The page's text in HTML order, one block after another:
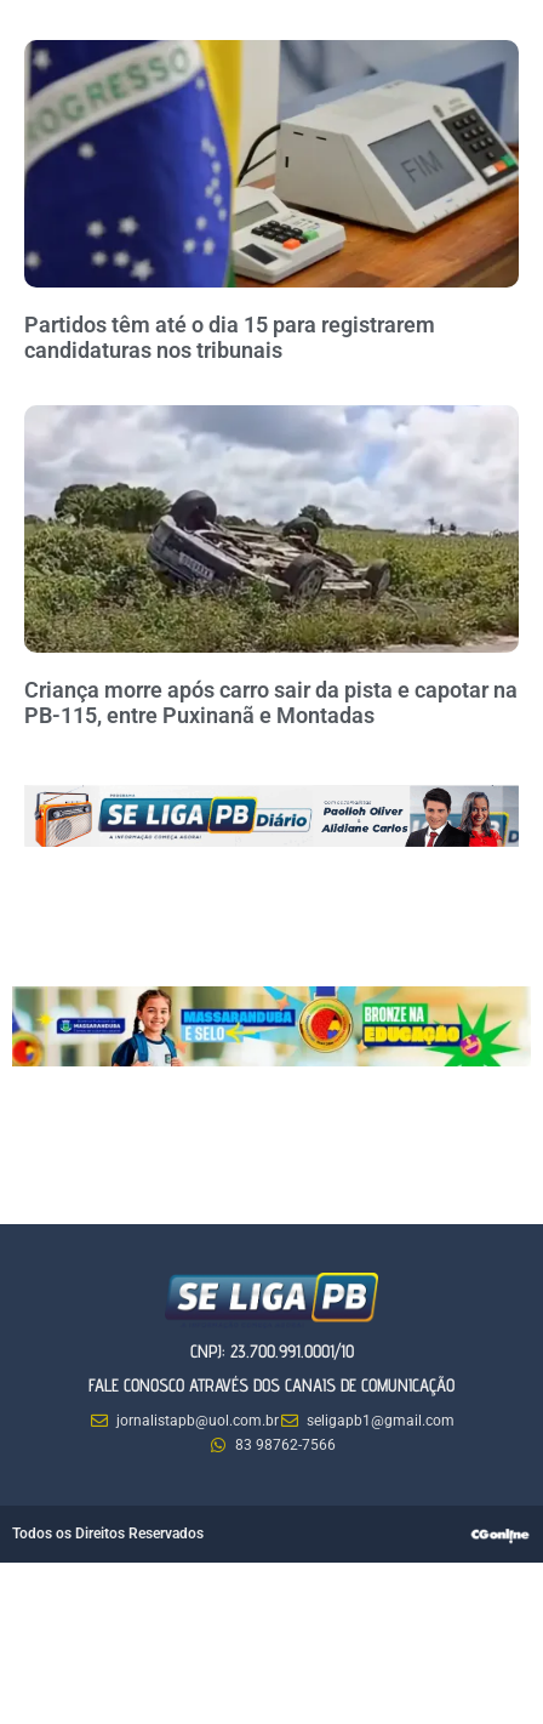
Partidos têm até o dia 15 para registrarem
candidaturas nos tribunais
Criança morre após carro sair da pista e capotar na
PB-115, entre Puxinanã e Montadas
CNPJ: 23.700.991.0001/10
FALE CONOSCO ATRAVÉS DOS CANAIS DE COMUNICAÇÃO
jornalistapb@uol.com.br
seligapb1@gmail.com
83 98762-7566
Todos os Direitos Reservados